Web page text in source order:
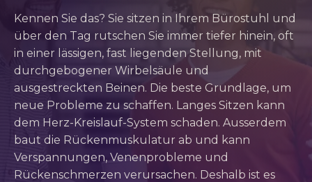
Kennen Sie das? Sie sitzen in Ihrem Bürostuhl und
über den Tag rutschen Sie immer tiefer hinein, oft
in einer lässigen, fast liegenden Stellung, mit
durchgebogener Wirbelsäule und
ausgestreckten Beinen. Die beste Grundlage, um
neue Probleme zu schaffen. Langes Sitzen kann
dem Herz-Kreislauf-System schaden. Ausserdem
baut die Rückenmuskulatur ab und kann
Verspannungen, Venenprobleme und
Rückenschmerzen verursachen. Deshalb ist es